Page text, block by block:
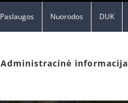
Paslaugos Nuorodos DUK
Administracinė informacija